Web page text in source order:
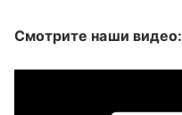
Смотрите наши видео: